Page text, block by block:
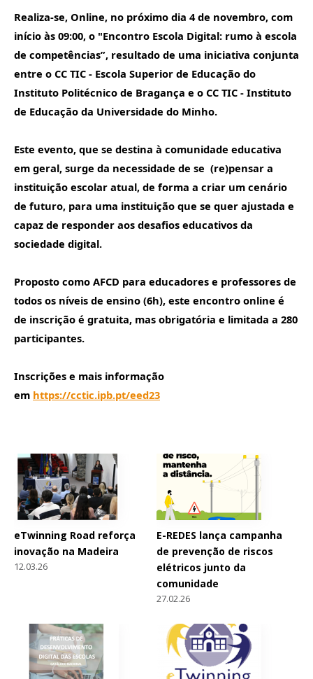
Realiza-se, Online, no próximo dia 4 de novembro, com
início às 09:00, o "Encontro Escola Digital: rumo à escola
de competências”, resultado de uma iniciativa conjunta
entre o CC TIC - Escola Superior de Educação do
Instituto Politécnico de Bragança e o CC TIC - Instituto
de Educação da Universidade do Minho.
Este evento, que se destina à comunidade educativa
em geral, surge da necessidade de se (re)pensar a
instituição escolar atual, de forma a criar um cenário
de futuro, para uma instituição que se quer ajustada e
capaz de responder aos desafios educativos da
sociedade digital.
Proposto como AFCD para educadores e professores de
todos os níveis de ensino (6h), este encontro online é
de inscrição é gratuita, mas obrigatória e limitada a 280
participantes.
Inscrições e mais informação
em https://cctic.ipb.pt/eed23
eTwinning Road reforça
inovação na Madeira
12.03.26
E-REDES lança campanha
de prevenção de riscos
elétricos junto da
comunidade
27.02.26